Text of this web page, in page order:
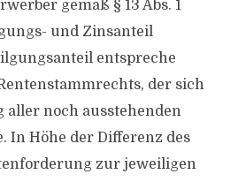
gemäß § 13 Abs. 1
und Zinsanteil
entspreche
der sich
aller noch ausstehenden
In Höhe der Differenz des
zur jeweiligen